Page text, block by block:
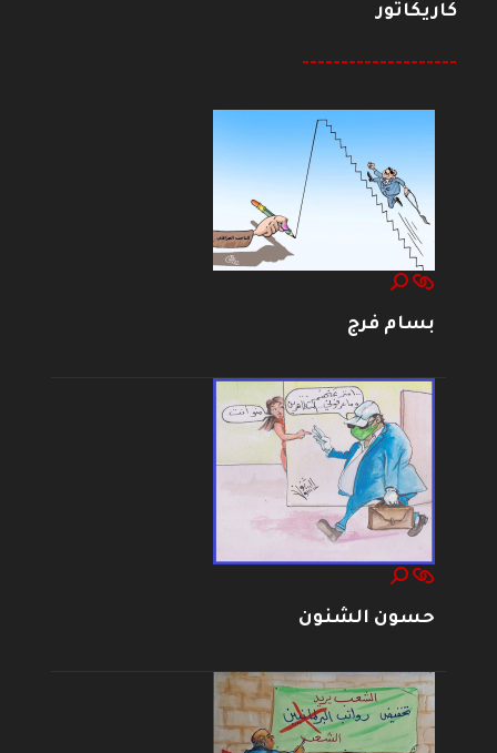
كاريكاتور
--------------------
بسام فرج
حسون الشنون